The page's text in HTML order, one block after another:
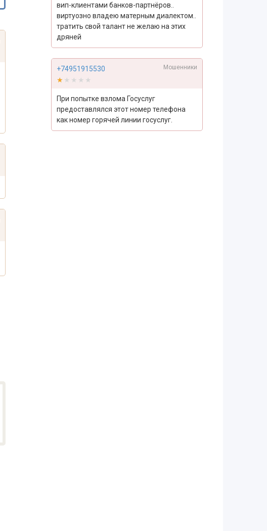
вип-клиентами банков-партнёров..
виртуозно владею матерным диалектом..
тратить свой талант не желаю на этих
дряней
+74951915530 Мошенники
★★★★★
★★★★★
При попытке взлома Госуслуг
предоставлялся этот номер телефона
как номер горячей линии госуслуг.